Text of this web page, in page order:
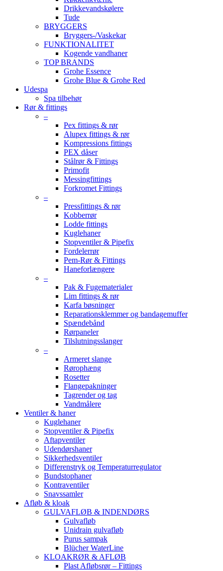
Drikkevandskølere
Tude
BRYGGERS
Bryggers-/Vaskekar
FUNKTIONALITET
Kogende vandhaner
TOP BRANDS
Grohe Essence
Grohe Blue & Grohe Red
Udespa
Spa tilbehør
Rør & fittings
–
Pex fittings & rør
Alupex fittings & rør
Kompressions fittings
PEX dåser
Stålrør & Fittings
Primofit
Messingfittings
Forkromet Fittings
–
Pressfittings & rør
Kobberrør
Lodde fittings
Kuglehaner
Stopventiler & Pipefix
Fordelerrør
Pem-Rør & Fittings
Haneforlængere
–
Pak & Fugematerialer
Lim fittings & rør
Karfa bøsninger
Reparationsklemmer og bandagemuffer
Spændebånd
Rørpaneler
Tilslutningsslanger
–
Armeret slange
Rørophæng
Rosetter
Flangepakninger
Tagrender og tag
Vandmålere
Ventiler & haner
Kuglehaner
Stopventiler & Pipefix
Aftapventiler
Udendørshaner
Sikkerhedsventiler
Differenstryk og Temperaturregulator
Bundstophaner
Kontraventiler
Snavssamler
Afløb & kloak
GULVAFLØB & INDENDØRS
Gulvafløb
Unidrain gulvafløb
Purus sampak
Blücher WaterLine
KLOAKRØR & AFLØB
Plast Afløbsrør – Fittings